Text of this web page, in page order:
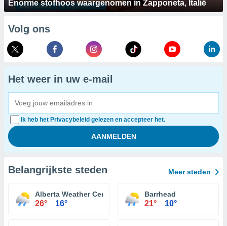
Enorme stofhoos waargenomen in Zapponeta, Italië
Volg ons
Het weer in uw e-mail
Ik heb het Privacybeleid gelezen en accepteer het.
Belangrijkste steden Meer steden
Alberta Weather Centre
26° 16°
Barrhead
21° 10°